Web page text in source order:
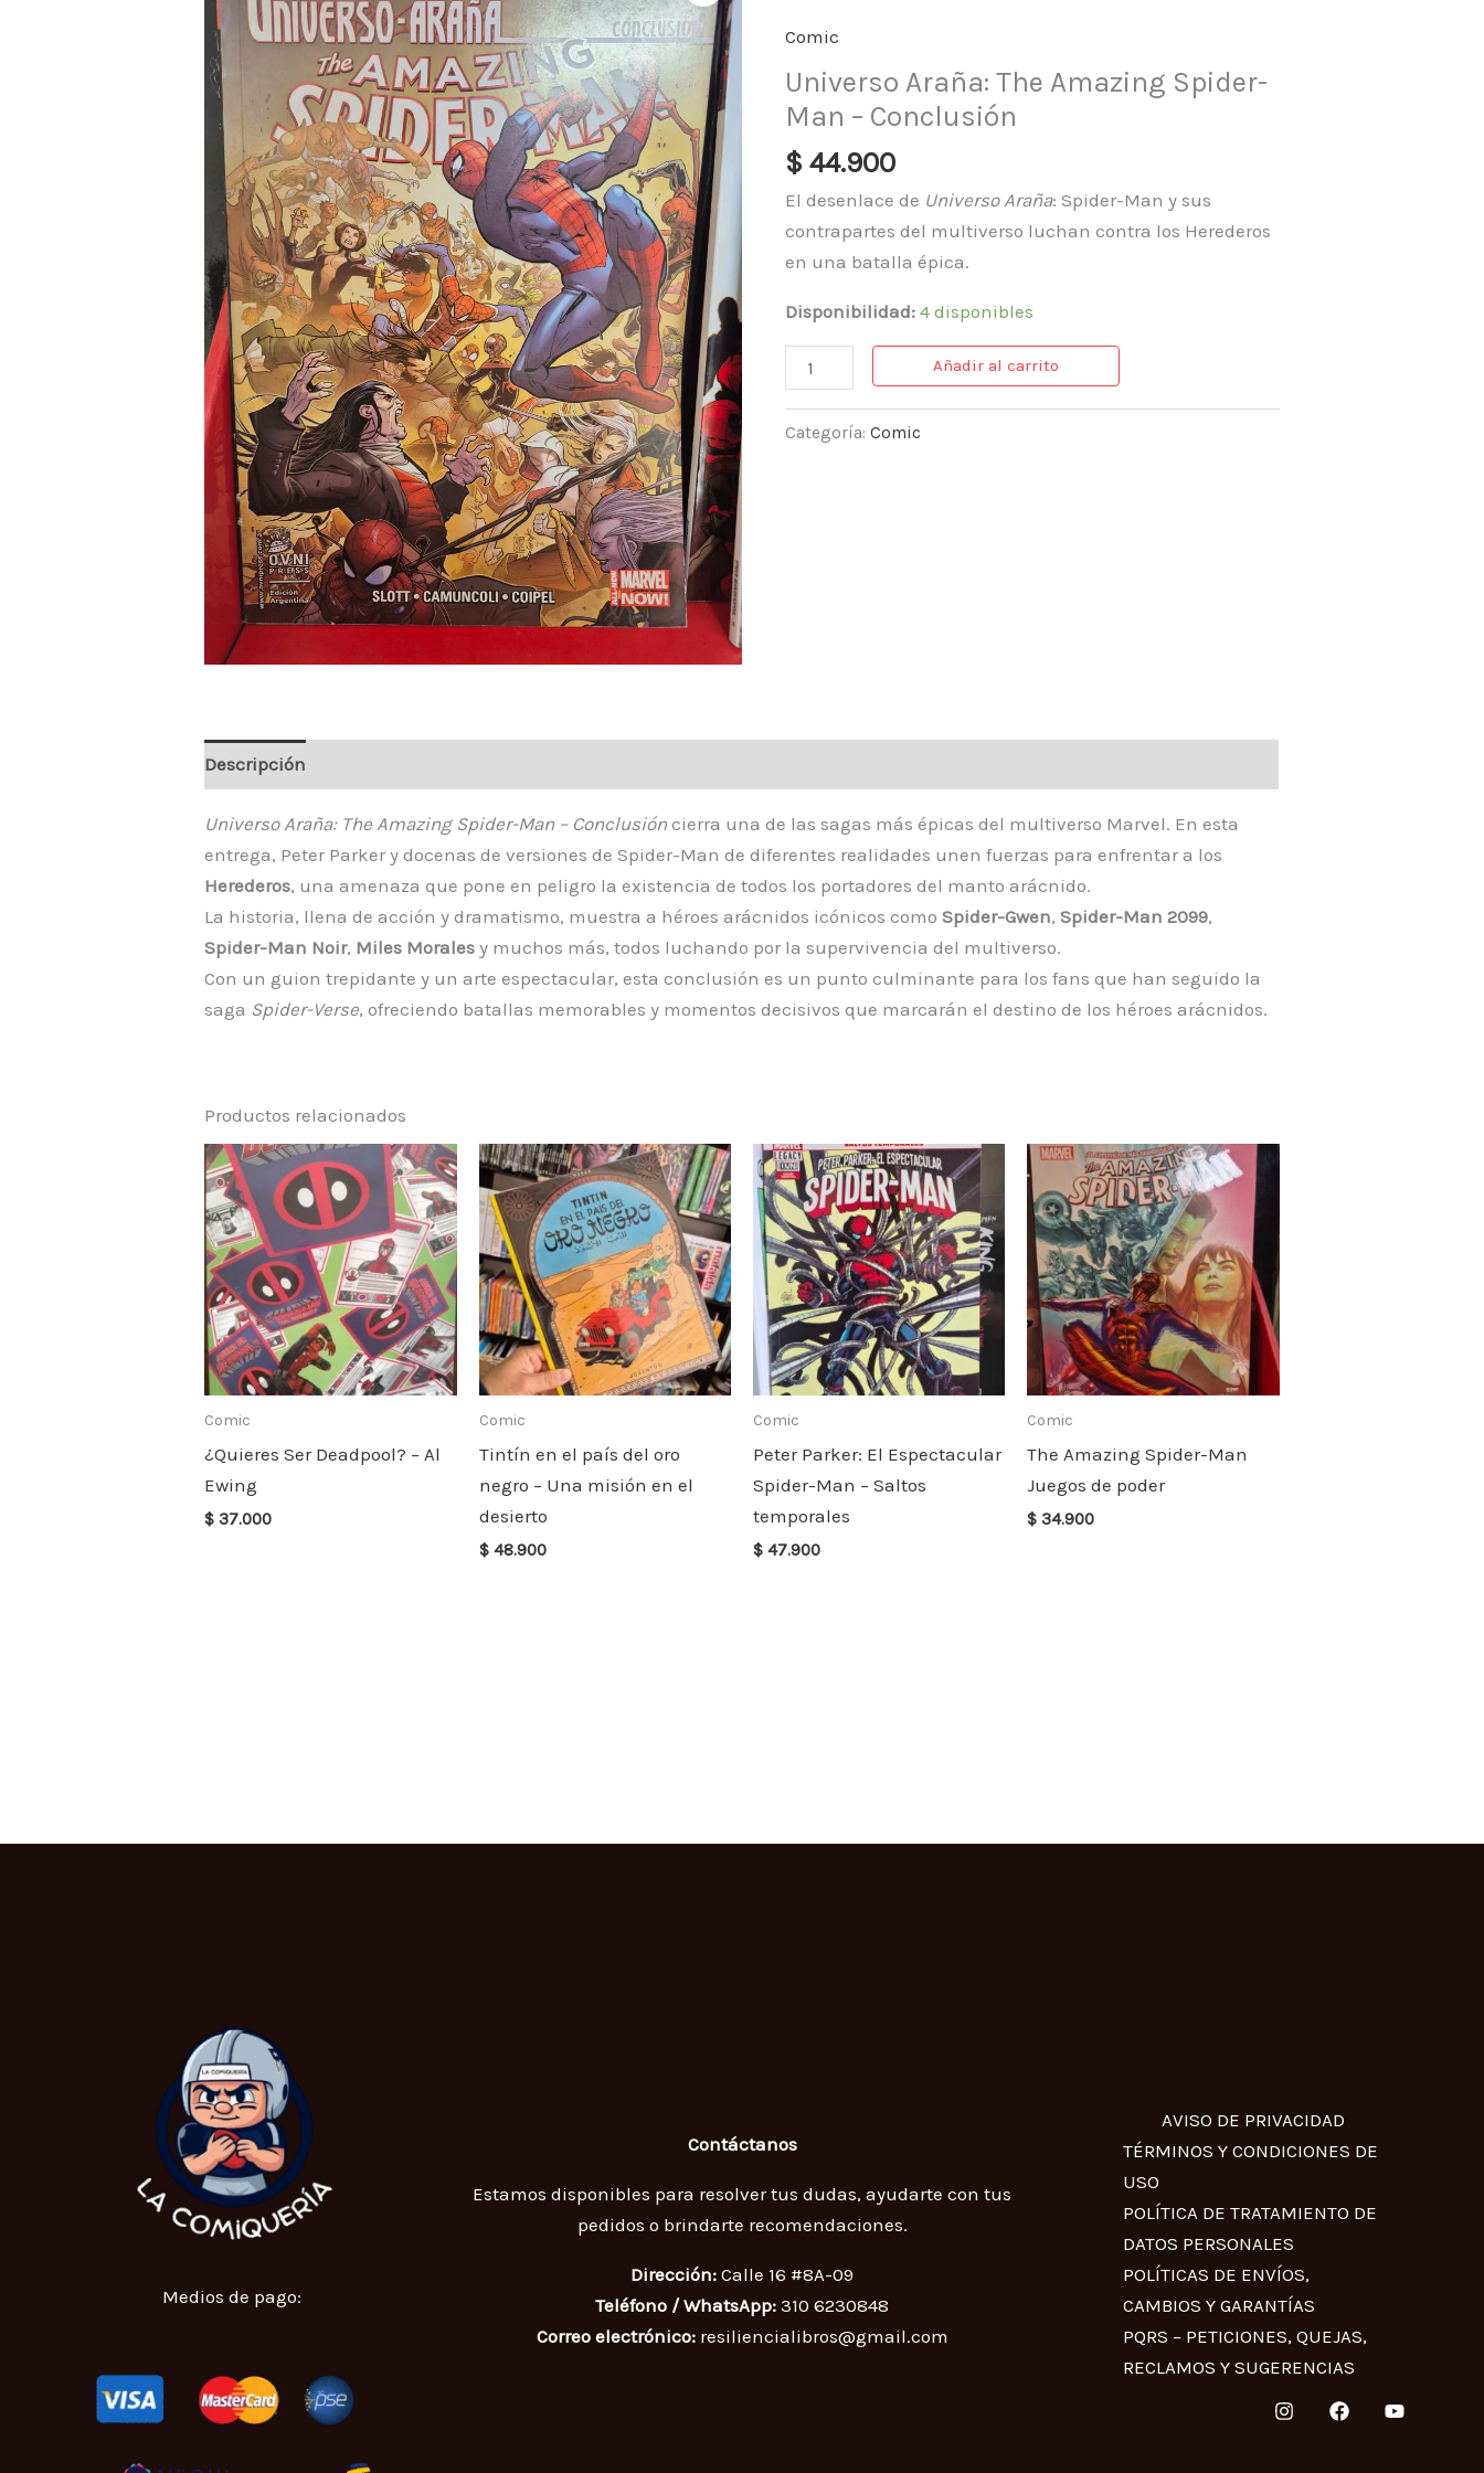
Comic
Universo Araña: The Amazing Spider-
Man – Conclusión
$ 44.900
El desenlace de Universo Araña: Spider-Man y sus
contrapartes del multiverso luchan contra los Herederos
en una batalla épica.
Disponibilidad: 4 disponibles
Spider-
Man
–
Conclusión
cantidad
Añadir al carrito
Categoría: Comic
Descripción
Universo Araña: The Amazing Spider-Man – Conclusión cierra una de las sagas más épicas del multiverso Marvel. En esta
entrega, Peter Parker y docenas de versiones de Spider-Man de diferentes realidades unen fuerzas para enfrentar a los
Herederos, una amenaza que pone en peligro la existencia de todos los portadores del manto arácnido.
La historia, llena de acción y dramatismo, muestra a héroes arácnidos icónicos comoSpider-Gwen,Spider-Man 2099,
Spider-Man Noir, Miles Morales y muchos más, todos luchando por la supervivencia del multiverso.
Con un guion trepidante y un arte espectacular, esta conclusión es un punto culminante para los fans que han seguido la
saga Spider-Verse, ofreciendo batallas memorables y momentos decisivos que marcarán el destino de los héroes arácnidos.
Productos relacionados
Comic
¿Quieres Ser Deadpool? – Al
Ewing
$ 37.000
Comic
Tintín en el país del oro
negro – Una misión en el
desierto
$48.900
Comic
Peter Parker: El Espectacular
Spider-Man – Saltos
temporales
$ 47.900
Comic
The Amazing Spider-Man
Juegos de poder
$ 34.900
Medios de pago:
Contáctanos
Estamos disponibles para resolver tus dudas, ayudarte con tus
pedidos o brindarte recomendaciones.
Dirección: Calle 16 #8A-09
Teléfono / WhatsApp: 310 6230848
Correo electrónico:resiliencialibros@gmail.com
AVISO DE PRIVACIDAD
TÉRMINOS Y CONDICIONES DE
USO
POLÍTICA DE TRATAMIENTO DE
DATOS PERSONALES
POLÍTICAS DE ENVÍOS,
CAMBIOS Y GARANTÍAS
PQRS – PETICIONES, QUEJAS,
RECLAMOS Y SUGERENCIAS